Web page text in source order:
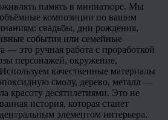
память в миниатюре. Мы
композиции по вашим
свадьбы, дни рождения,
события или семейные
— это ручная работа с проработкой
персонажей, окружение,
качественные материалы
смолу, дерево, металл —
красоту десятилетиями. Это не
история, которая станет
элементом интерьера.